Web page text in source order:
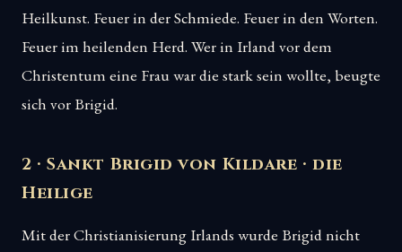
Heilkunst. Feuer in der Schmiede. Feuer in den Worten.
Feuer im heilenden Herd. Wer in Irland vor dem
Christentum eine Frau war die stark sein wollte, beugte
sich vor Brigid.
2 · Sankt Brigid von Kildare · die
Heilige
Mit der Christianisierung Irlands wurde Brigid nicht